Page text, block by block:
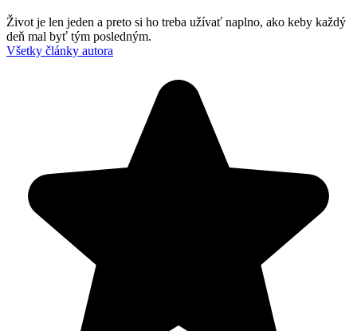
Život je len jeden a preto si ho treba užívať naplno, ako keby každý
deň mal byť tým posledným.
Všetky články autora